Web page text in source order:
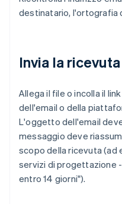
destinatario, l'ortografia
Invia la ricevuta
Allega il file o incolla il
dell'email o della
L'oggetto dell'email
messaggio deve
scopo della ricevuta (ad
servizi di progettazione
entro 14 giorni").